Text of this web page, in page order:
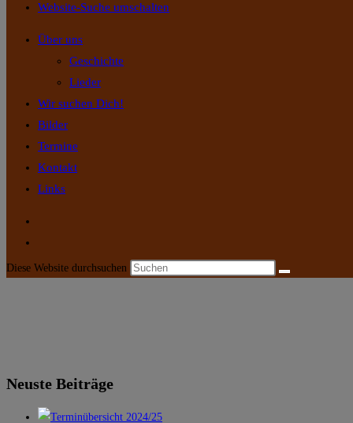
Website-Suche umschalten
Über uns
Geschichte
Lieder
Wir suchen Dich!
Bilder
Termine
Kontakt
Links
Diese Website durchsuchen
Neuste Beiträge